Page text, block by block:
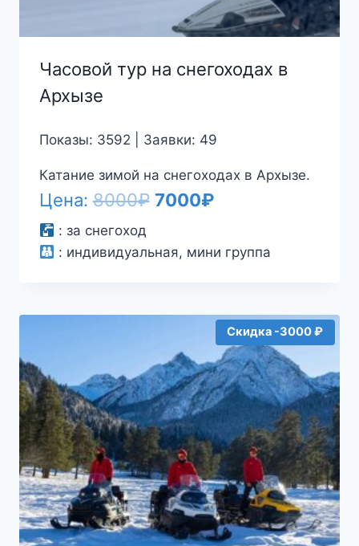
Часовой тур на снегоходах в
Архызе
Показы: 3592 | Заявки: 49
Катание зимой на снегоходах в Архызе.
Цена:8000₽ Первоначальная
составляла
7000₽Текущая
7000₽.
: за снегоход
: индивидуальная, мини группа
Скидка -3000 ₽